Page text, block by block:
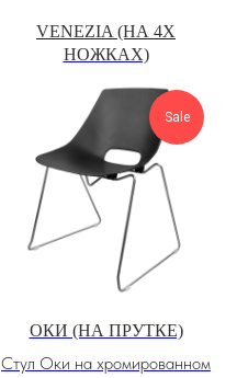
VENEZIA (НА 4Х
НОЖКАХ)
Sale
ОКИ (НА ПРУТКЕ)
Стул Оки на хромированном